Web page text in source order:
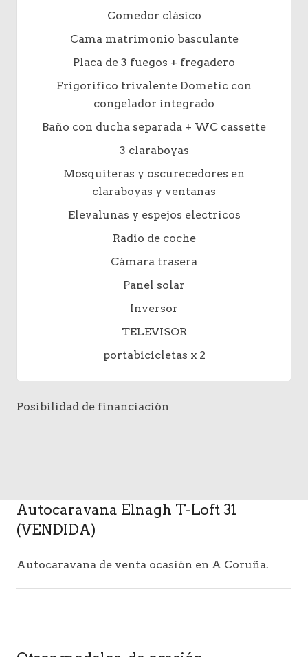
Comedor clásico
Cama matrimonio basculante
Placa de 3 fuegos + fregadero
Frigorífico trivalente Dometic con
congelador integrado
Baño con ducha separada + WC cassette
3 claraboyas
Mosquiteras y oscurecedores en
claraboyas y ventanas
Elevalunas y espejos electricos
Radio de coche
Cámara trasera
Panel solar
Inversor
TELEVISOR
portabicicletas x 2
Posibilidad de financiación
Autocaravana Elnagh T-Loft 31
(VENDIDA)
Autocaravana de venta ocasión en A Coruña.